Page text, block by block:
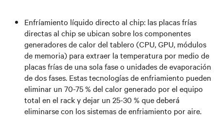
Enfríamiento líquido directo al chip: las placas frías
directas al chip se ubican sobre los componentes
generadores de calor del tablero (CPU, GPU, módulos
de memoria) para extraer la temperatura por medio de
placas frías de una sola fase o unidades de evaporación
de dos fases. Estas tecnologías de enfriamiento pueden
eliminar un 70-75 % del calor generado por el equipo
total en el rack y dejar un 25-30 % que deberá
eliminarse con los sistemas de enfriamiento por aire.